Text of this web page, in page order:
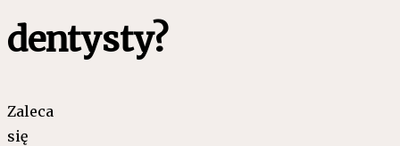
dentysty?
Zaleca
się